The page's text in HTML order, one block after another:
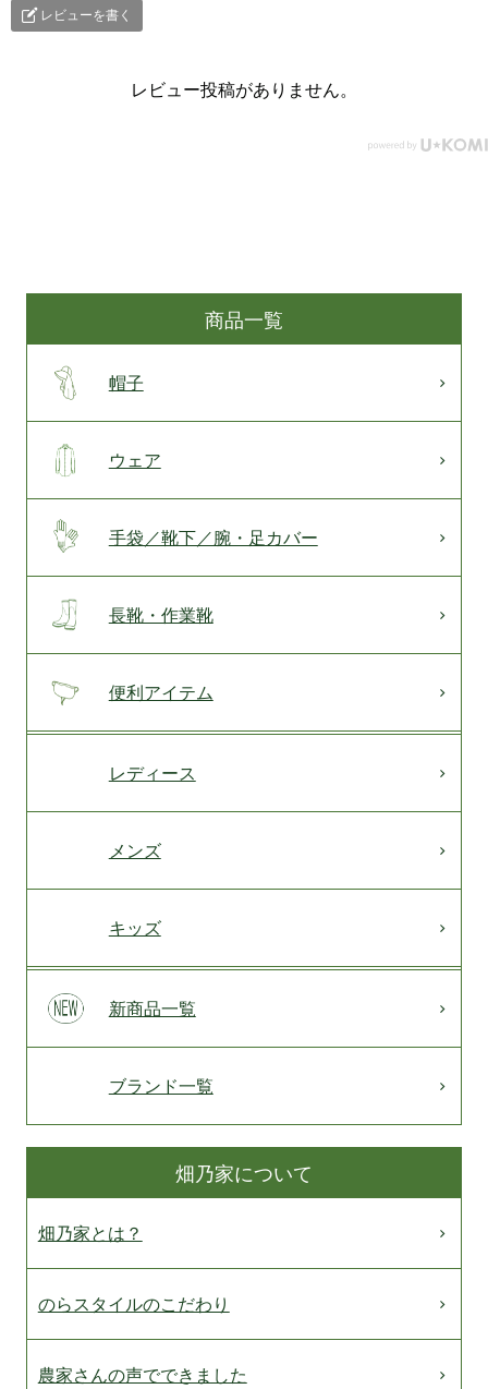
レビューを書く
レビュー投稿がありません。
商品一覧
帽子
ウェア
手袋／靴下／腕・足カバー
長靴・作業靴
便利アイテム
レディース
メンズ
キッズ
新商品一覧
ブランド一覧
畑乃家について
畑乃家とは？
のらスタイルのこだわり
農家さんの声でできました